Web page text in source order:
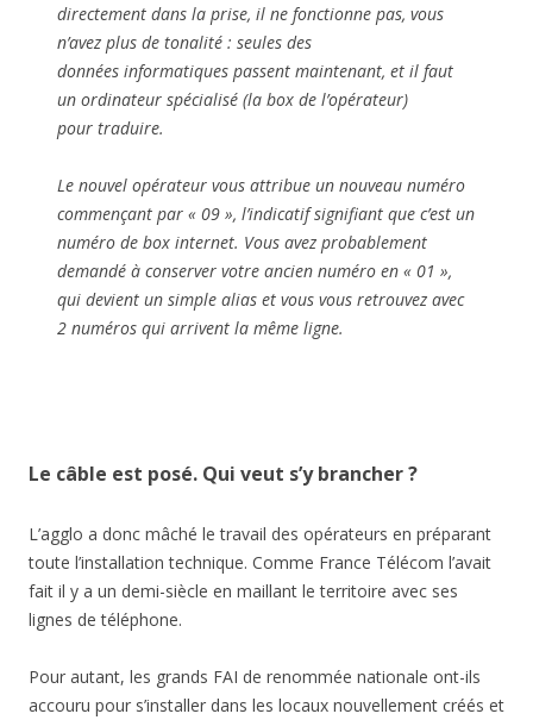
directement dans la prise, il ne fonctionne pas, vous
n’avez plus de tonalité : seules des
données informatiques passent maintenant, et il faut
un ordinateur spécialisé (la box de l’opérateur)
pour traduire.
Le nouvel opérateur vous attribue un nouveau numéro
commençant par « 09 », l’indicatif signifiant que c’est un
numéro de box internet. Vous avez probablement
demandé à conserver votre ancien numéro en « 01 »,
qui devient un simple alias et vous vous retrouvez avec
2 numéros qui arrivent la même ligne.
Le câble est posé. Qui veut s’y brancher ?
L’agglo a donc mâché le travail des opérateurs en préparant
toute l’installation technique. Comme France Télécom l’avait
fait il y a un demi-siècle en maillant le territoire avec ses
lignes de téléphone.
Pour autant, les grands FAI de renommée nationale ont-ils
accouru pour s’installer dans les locaux nouvellement créés et